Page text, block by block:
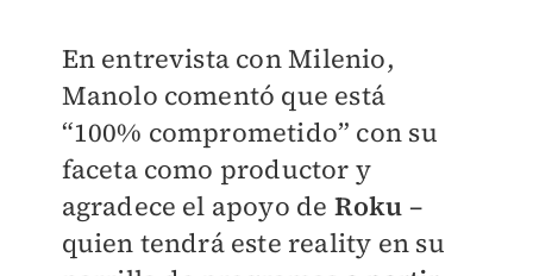
En entrevista conMilenio,
Manolo comentó que está
“100% comprometido” con su
faceta como productor y
agradece el apoyo de Roku –
quien tendrá este reality en su